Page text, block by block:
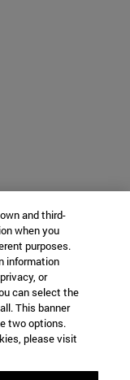
and third-
when you
purposes.
information
or
can select the
This banner
two options.
please visit